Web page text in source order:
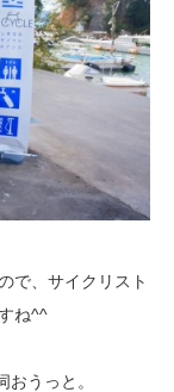
で、サイクリスト
ね^^
うっと。